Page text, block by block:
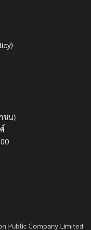
ชน)
Public Company Limited